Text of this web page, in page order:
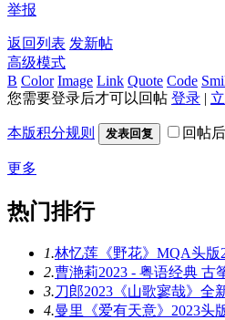
举报
返回列表 发新帖
高级模式
B Color Image Link Quote Code
您需要登录后才可以回帖 登录 |
本版积分规则 发表回复 回帖
更多
热门排行
1.林忆莲《野花》MQA头
2.曹滟莉2023 - 粤语经典 古
3.刀郎2023《山歌寥哉》全
4.曼里《爱有天意》2023头